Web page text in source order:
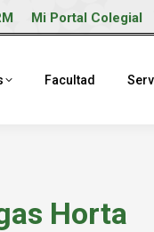
Mi Portal Colegial
Facultad
Horta